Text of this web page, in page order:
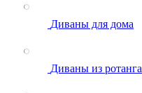
Диваны для дома
Диваны из ротанга